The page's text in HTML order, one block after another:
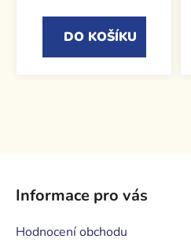
DO KOŠÍKU
Informace pro vás
Hodnocení obchodu